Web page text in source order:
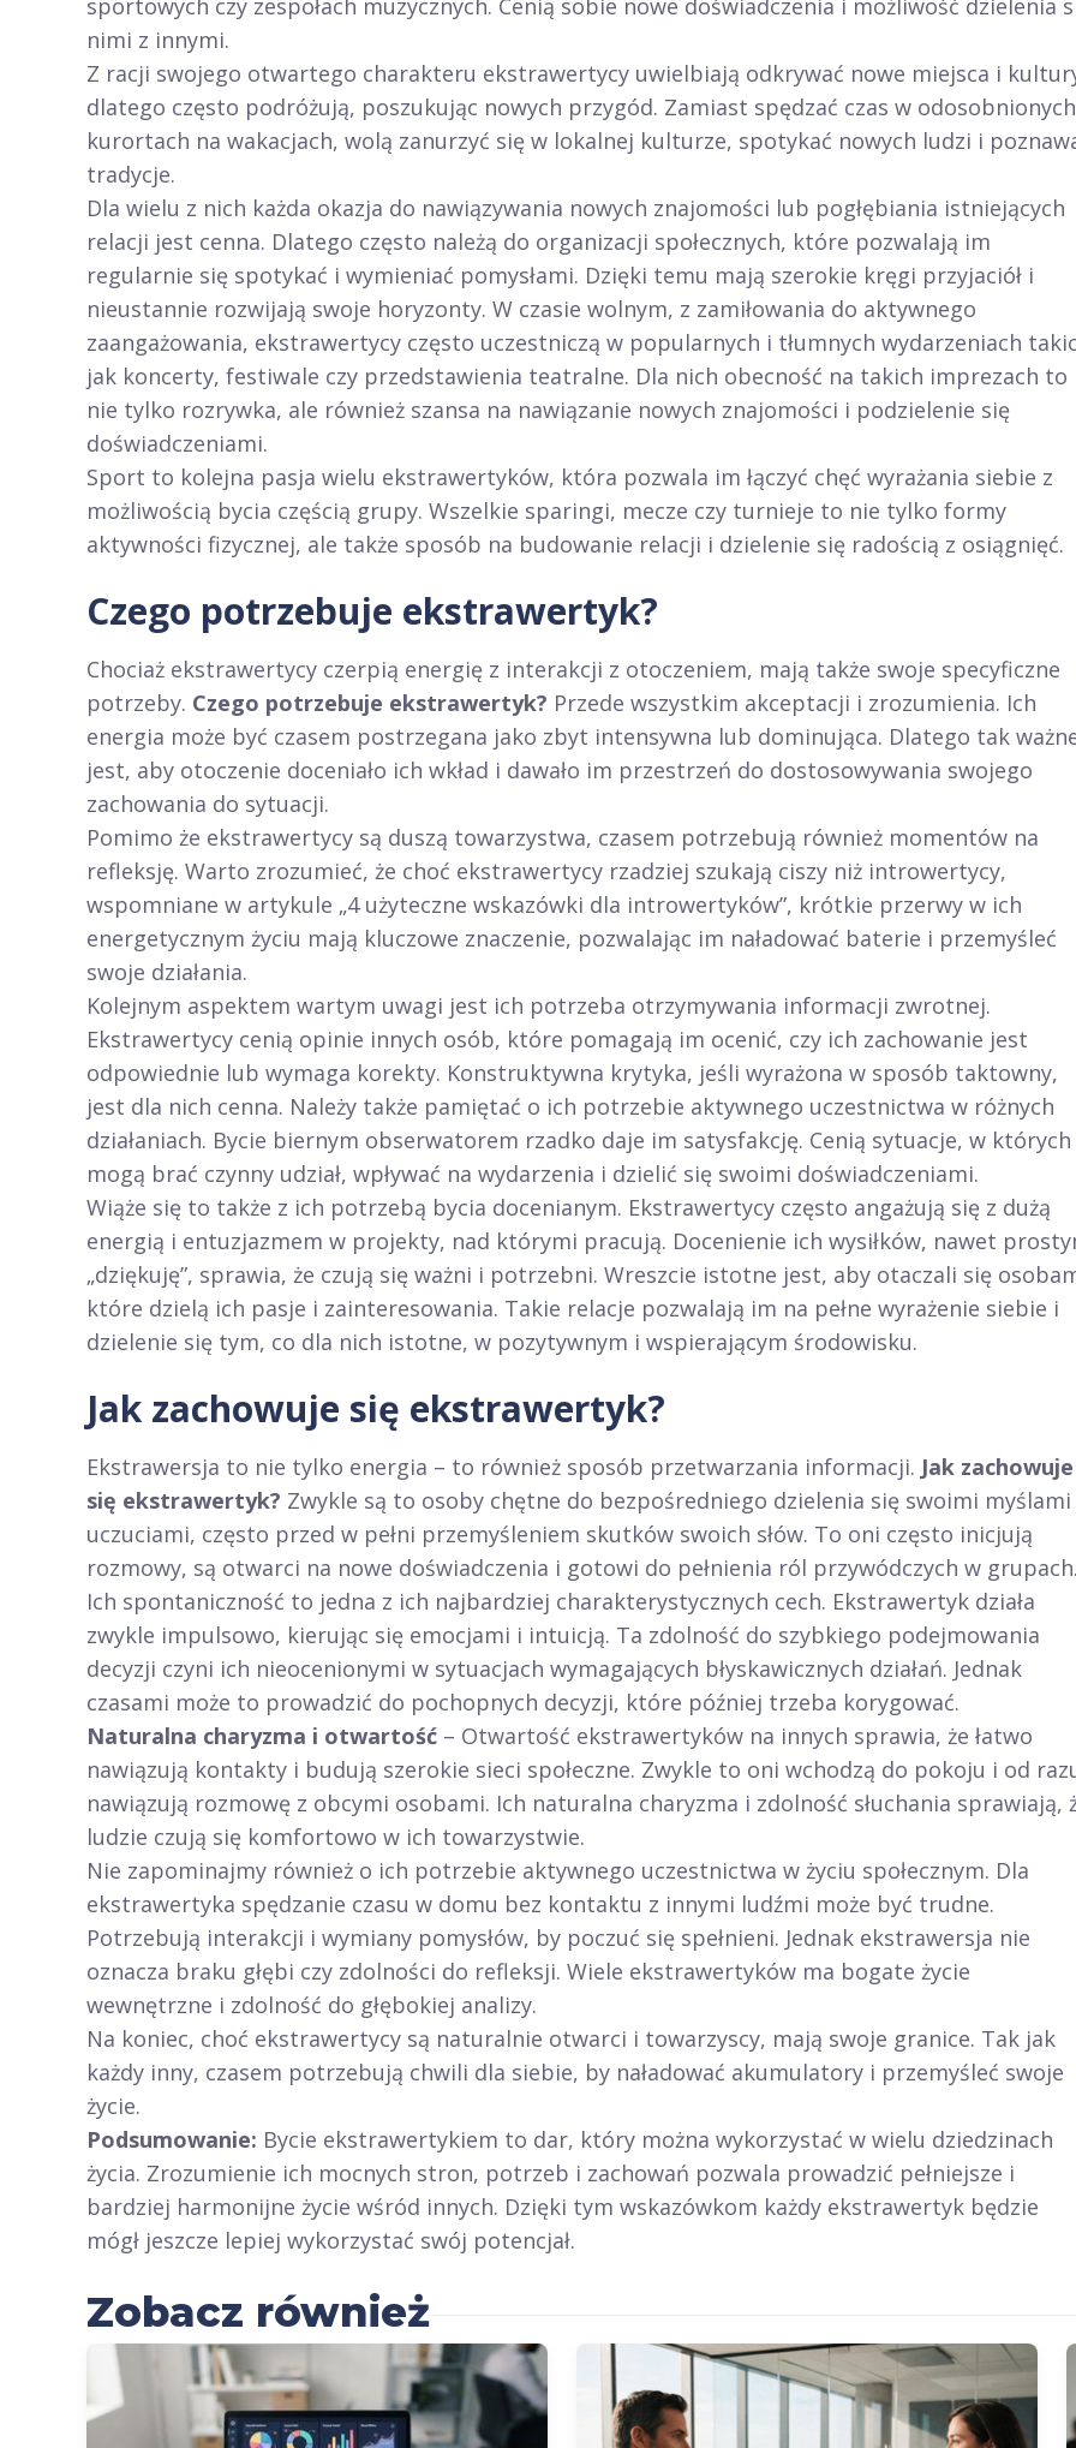
sportowych czy zespołach muzycznych. Cenią sobie nowe doświadczenia i możliwość dzielenia
nimi z innymi.
Z racji swojego otwartego charakteru ekstrawertycy uwielbiają odkrywać nowe miejsca i
dlatego często podróżują, poszukując nowych przygód. Zamiast spędzać czas w odosobnionych
kurortach na wakacjach, wolą zanurzyć się w lokalnej kulturze, spotykać nowych ludzi i
tradycje.
Dla wielu z nich każda okazja do nawiązywania nowych znajomości lub pogłębiania istniejących
relacji jest cenna. Dlatego często należą do organizacji społecznych, które pozwalają im
regularnie się spotykać i wymieniać pomysłami. Dzięki temu mają szerokie kręgi przyjaciół i
nieustannie rozwijają swoje horyzonty. W czasie wolnym, z zamiłowania do aktywnego
zaangażowania, ekstrawertycy często uczestniczą w popularnych i tłumnych wydarzeniach
jak koncerty, festiwale czy przedstawienia teatralne. Dla nich obecność na takich imprezach to
nie tylko rozrywka, ale również szansa na nawiązanie nowych znajomości i podzielenie się
doświadczeniami.
Sport to kolejna pasja wielu ekstrawertyków, która pozwala im łączyć chęć wyrażania siebie z
możliwością bycia częścią grupy. Wszelkie sparingi, mecze czy turnieje to nie tylko formy
aktywności fizycznej, ale także sposób na budowanie relacji i dzielenie się radością z osiągnięć.
Czego potrzebuje ekstrawertyk?
Chociaż ekstrawertycy czerpią energię z interakcji z otoczeniem, mają także swoje specyficzne
potrzeby. Czego potrzebuje ekstrawertyk? Przede wszystkim akceptacji i zrozumienia. Ich
energia może być czasem postrzegana jako zbyt intensywna lub dominująca. Dlatego tak
jest, aby otoczenie doceniało ich wkład i dawało im przestrzeń do dostosowywania swojego
zachowania do sytuacji.
Pomimo że ekstrawertycy są duszą towarzystwa, czasem potrzebują również momentów na
refleksję. Warto zrozumieć, że choć ekstrawertycy rzadziej szukają ciszy niż introwertycy,
wspomniane w artykule „4 użyteczne wskazówki dla introwertyków”, krótkie przerwy w ich
energetycznym życiu mają kluczowe znaczenie, pozwalając im naładować baterie i przemyśleć
swoje działania.
Kolejnym aspektem wartym uwagi jest ich potrzeba otrzymywania informacji zwrotnej.
Ekstrawertycy cenią opinie innych osób, które pomagają im ocenić, czy ich zachowanie jest
odpowiednie lub wymaga korekty. Konstruktywna krytyka, jeśli wyrażona w sposób taktowny,
jest dla nich cenna. Należy także pamiętać o ich potrzebie aktywnego uczestnictwa w różnych
działaniach. Bycie biernym obserwatorem rzadko daje im satysfakcję. Cenią sytuacje, w których
mogą brać czynny udział, wpływać na wydarzenia i dzielić się swoimi doświadczeniami.
Wiąże się to także z ich potrzebą bycia docenianym. Ekstrawertycy często angażują się z dużą
energią i entuzjazmem w projekty, nad którymi pracują. Docenienie ich wysiłków, nawet
„dziękuję”, sprawia, że czują się ważni i potrzebni. Wreszcie istotne jest, aby otaczali się
które dzielą ich pasje i zainteresowania. Takie relacje pozwalają im na pełne wyrażenie siebie i
dzielenie się tym, co dla nich istotne, w pozytywnym i wspierającym środowisku.
Jak zachowuje się ekstrawertyk?
Ekstrawersja to nie tylko energia – to również sposób przetwarzania informacji. Jak zachowuje
się ekstrawertyk? Zwykle są to osoby chętne do bezpośredniego dzielenia się swoimi
uczuciami, często przed w pełni przemyśleniem skutków swoich słów. To oni często inicjują
rozmowy, są otwarci na nowe doświadczenia i gotowi do pełnienia ról przywódczych w
Ich spontaniczność to jedna z ich najbardziej charakterystycznych cech. Ekstrawertyk działa
zwykle impulsowo, kierując się emocjami i intuicją. Ta zdolność do szybkiego podejmowania
decyzji czyni ich nieocenionymi w sytuacjach wymagających błyskawicznych działań. Jednak
czasami może to prowadzić do pochopnych decyzji, które później trzeba korygować.
Naturalna charyzma i otwartość – Otwartość ekstrawertyków na innych sprawia, że łatwo
nawiązują kontakty i budują szerokie sieci społeczne. Zwykle to oni wchodzą do pokoju i od
nawiązują rozmowę z obcymi osobami. Ich naturalna charyzma i zdolność słuchania sprawiają,
ludzie czują się komfortowo w ich towarzystwie.
Nie zapominajmy również o ich potrzebie aktywnego uczestnictwa w życiu społecznym. Dla
ekstrawertyka spędzanie czasu w domu bez kontaktu z innymi ludźmi może być trudne.
Potrzebują interakcji i wymiany pomysłów, by poczuć się spełnieni. Jednak ekstrawersja nie
oznacza braku głębi czy zdolności do refleksji. Wiele ekstrawertyków ma bogate życie
wewnętrzne i zdolność do głębokiej analizy.
Na koniec, choć ekstrawertycy są naturalnie otwarci i towarzyscy, mają swoje granice. Tak jak
każdy inny, czasem potrzebują chwili dla siebie, by naładować akumulatory i przemyśleć swoje
życie.
Podsumowanie: Bycie ekstrawertykiem to dar, który można wykorzystać w wielu dziedzinach
życia. Zrozumienie ich mocnych stron, potrzeb i zachowań pozwala prowadzić pełniejsze i
bardziej harmonijne życie wśród innych. Dzięki tym wskazówkom każdy ekstrawertyk będzie
mógł jeszcze lepiej wykorzystać swój potencjał.
Zobacz również